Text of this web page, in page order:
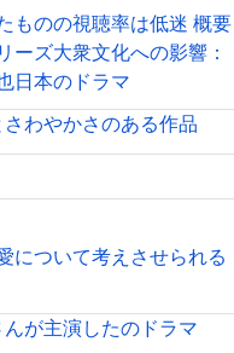
ものの視聴率は低迷 概要
ーズ大衆文化への影響：
日本のドラマ
さわやかさのある作品
について考えさせられる
んが主演したのドラマ